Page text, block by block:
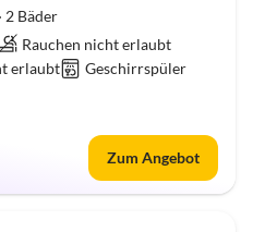
2 Bäder
Rauchen nicht erlaubt
erlaubt
Geschirrspüler
Zum Angebot